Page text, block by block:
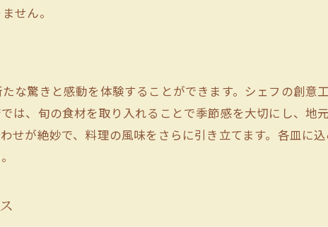
立川市ならではの鉄板焼きの楽しさ
せん。
な驚きと感動を体験することができます。シェフの創意
は、旬の食材を取り入れることで季節感を大切にし、地
せが絶妙で、料理の風味をさらに引き立てます。各皿に